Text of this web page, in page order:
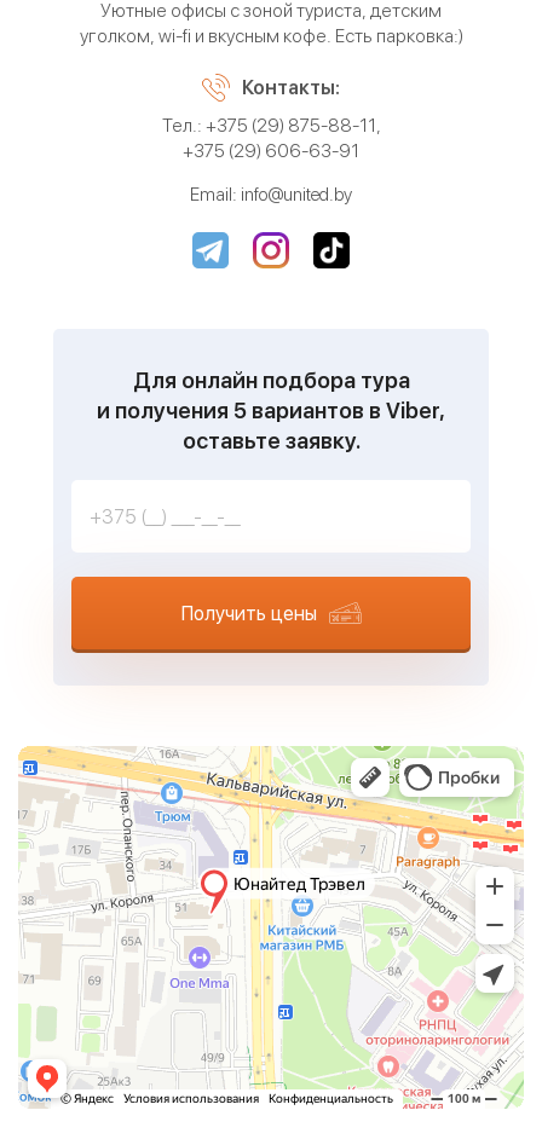
Уютные офисы с зоной туриста, детским
уголком, wi-fi и вкусным кофе. Есть парковка:)
Контакты:
Тел.: +375 (29) 875-88-11,
+375 (29) 606-63-91
Email: info@united.by
Для онлайн подбора тура
и получения 5 вариантов в Viber,
оставьте заявку.
Получить цены